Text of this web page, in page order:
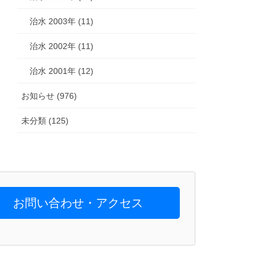
治水 2003年 (11)
治水 2002年 (11)
治水 2001年 (12)
お知らせ (976)
未分類 (125)
お問い合わせ・アクセス